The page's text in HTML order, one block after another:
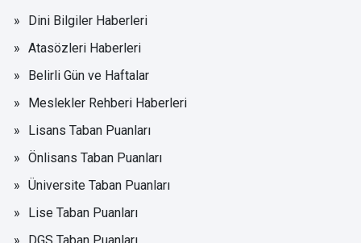
Dini Bilgiler Haberleri
Atasözleri Haberleri
Belirli Gün ve Haftalar
Meslekler Rehberi Haberleri
Lisans Taban Puanları
Önlisans Taban Puanları
Üniversite Taban Puanları
Lise Taban Puanları